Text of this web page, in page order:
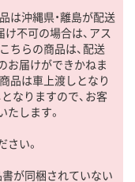
は沖縄県・離島が配送
不可の場合は、アス
ちらの商品は、配送
お届けができかねま
品は車上渡しとなり
なりますので、お客
します。
い。
書が同梱されていない